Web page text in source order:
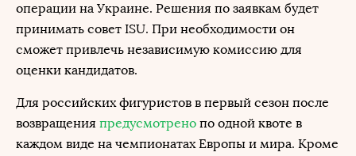
операции на Украине. Решения по заявкам будет
принимать совет ISU. При необходимости он
сможет привлечь независимую комиссию для
оценки кандидатов.
Для российских фигуристов в первый сезон после
возвращения предусмотрено по одной квоте в
каждом виде на чемпионатах Европы и мира. Кроме